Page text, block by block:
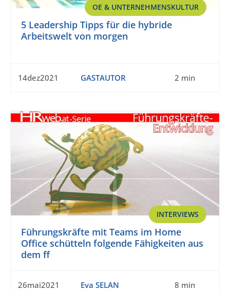
OE & UNTERNEHMENSKULTUR
5 Leadership Tipps für die hybride
Arbeitswelt von morgen
14dez2021 GASTAUTOR 2 min
INTERVIEWS
Führungskräfte mit Teams im Home
Office schütteln folgende Fähigkeiten aus
dem ff
26mai2021 Eva SELAN 8 min